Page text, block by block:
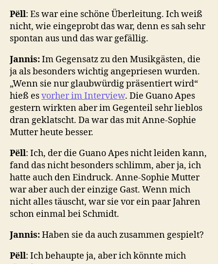
Pëll: Es war eine schöne Überleitung. Ich weiß
nicht, wie eingeprobt das war, denn es sah sehr
spontan aus und das war gefällig.
Jannis:Im Gegensatz zu den Musikgästen, die
ja als besonders wichtig angepriesen wurden.
„Wenn sie nur glaubwürdig präsentiert wird“
hieß esvorher im Interview. Die Guano Apes
gestern wirkten aber im Gegenteil sehr lieblos
dran geklatscht. Da war das mit Anne-Sophie
Mutter heute besser.
Pëll: Ich, der die Guano Apes nicht leiden kann,
fand das nicht besonders schlimm, aber ja, ich
hatte auch den Eindruck. Anne-Sophie Mutter
war aber auch der einzige Gast. Wenn mich
nicht alles täuscht, war sie vor ein paar Jahren
schon einmal bei Schmidt.
Jannis:Haben sie da auch zusammen gespielt?
Pëll: Ich behaupte ja, aber ich könnte mich